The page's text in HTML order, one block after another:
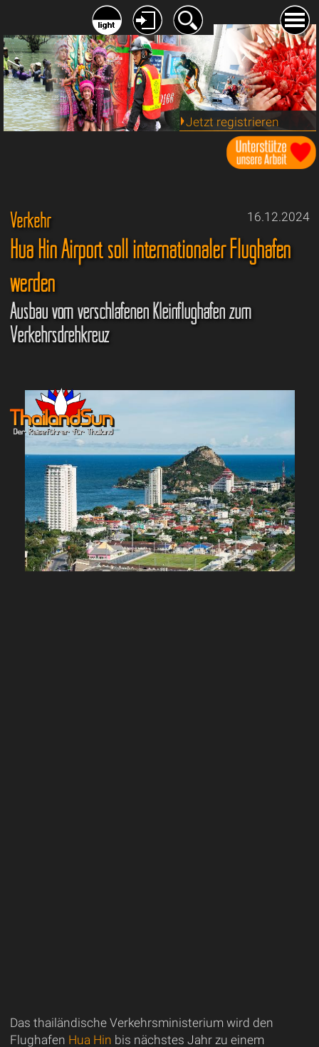
Jetzt registrieren
16.12.2024
Verkehr
Hua Hin Airport soll internationaler Flughafen
werden
Ausbau vom verschlafenen Kleinflughafen zum
Verkehrsdrehkreuz
Das thailändische Verkehrsministerium wird den
Flughafen Hua Hin bis nächstes Jahr zu einem